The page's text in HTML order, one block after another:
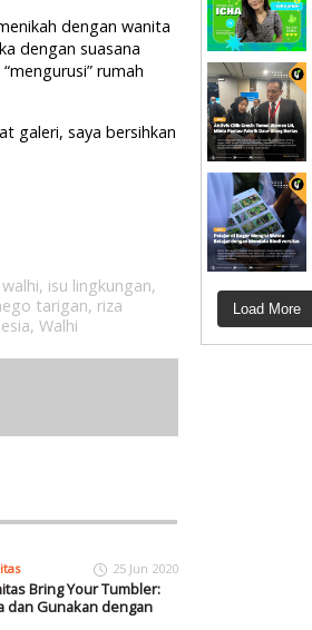
dengan wanita
dengan suasana
rumah
galeri, saya bersihkan
, isu lingkungan,
tarigan, riza
, Walhi
25 Jun 2020
Bring Your Tumbler:
dan Gunakan dengan
Load More